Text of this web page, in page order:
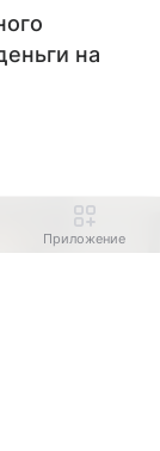
на
Приложение